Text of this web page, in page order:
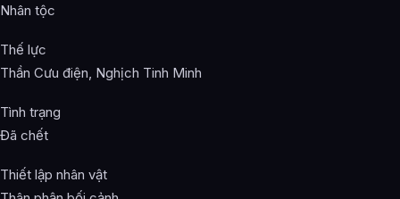
Nhân tộc
Thế lực
Thần Cưu điện, Nghịch Tinh Minh
Tình trạng
Đã chết
Thiết lập nhân vật